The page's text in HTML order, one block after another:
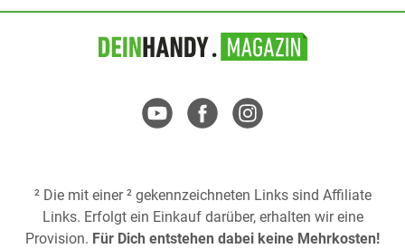
² Die mit einer ² gekennzeichneten Links sind Affiliate
Links. Erfolgt ein Einkauf darüber, erhalten wir eine
Provision. Für Dich entstehen dabei keine Mehrkosten!